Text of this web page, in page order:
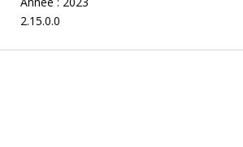
2.15.0.0